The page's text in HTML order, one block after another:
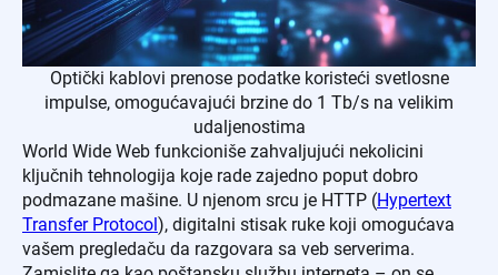
Optički kablovi prenose podatke koristeći svetlosne
impulse, omogućavajući brzine do 1 Tb/s na velikim
udaljenostima
World Wide Web funkcioniše zahvaljujući nekolicini
ključnih tehnologija koje rade zajedno poput dobro
podmazane mašine. U njenom srcu je HTTP (Hypertext
Transfer Protocol), digitalni stisak ruke koji omogućava
vašem pregledaču da razgovara sa veb serverima.